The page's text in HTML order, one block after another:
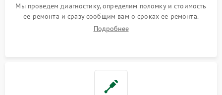
Мы проведем диагностику, определим поломку и стоимость
ее ремонта и сразу сообщим вам о сроках ее ремонта.
Подробнее